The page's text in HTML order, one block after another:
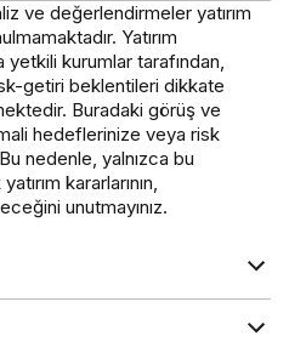
ve değerlendirmeler yatırım
Yatırım
yetkili kurumlar tarafından,
getiri beklentileri dikkate
Buradaki görüş ve
hedeflerinize veya risk
nedenle, yalnızca bu
kararlarının,
unutmayınız.